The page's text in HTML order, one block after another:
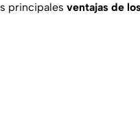
principales ventajas de